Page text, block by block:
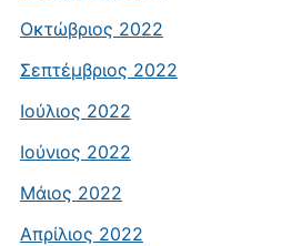
Οκτώβριος 2022
Σεπτέμβριος 2022
Ιούλιος 2022
Ιούνιος 2022
Μάιος 2022
Απρίλιος 2022